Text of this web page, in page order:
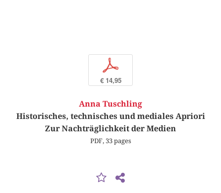
p
€ 14,95
Anna Tuschling
Historisches, technisches und mediales Apriori
Zur Nachträglichkeit der Medien
PDF, 33 pages